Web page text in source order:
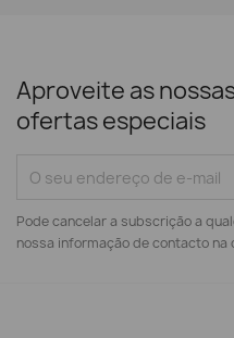
Aproveite as
ofertas especiais
Pode cancelar a subscrição a
nossa informação de contacto na